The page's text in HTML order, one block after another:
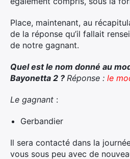
Place, maintenant, au
de la réponse qu’il fallait
de notre gagnant.
Quel est le nom donné au
Bayonetta 2 ? Réponse : le
Le gagnant :
Gerbandier
Il sera contacté dans la
vous sous peu avec de